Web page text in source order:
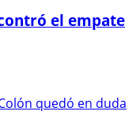
el empate